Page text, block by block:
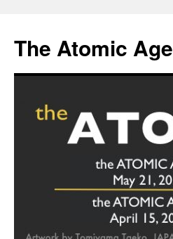
content
The Atomic Age